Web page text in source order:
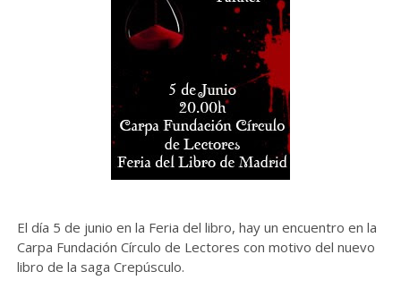
El día 5 de junio en la Feria del libro, hay un encuentro en la
Carpa Fundación Círculo de Lectores con motivo del nuevo
libro de la saga Crepúsculo.